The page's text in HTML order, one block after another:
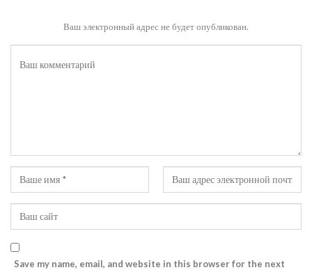
Ваш электронный адрес не будет опубликован.
Save my name, email, and website in this browser for the next